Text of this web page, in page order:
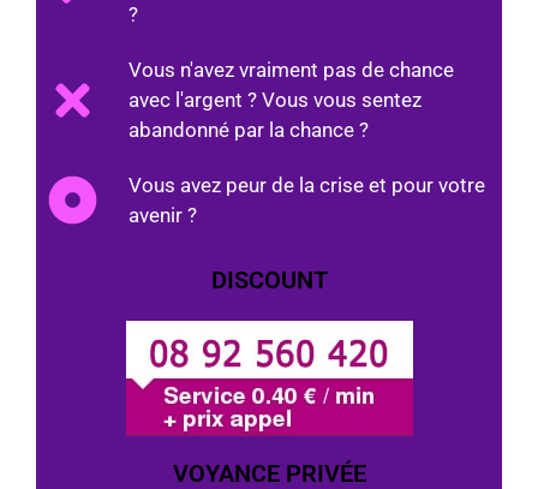
?
Vous n'avez vraiment pas de chance
avec l'argent ? Vous vous sentez
abandonné par la chance ?
Vous avez peur de la crise et pour votre
avenir ?
DISCOUNT
VOYANCE PRIVÉE